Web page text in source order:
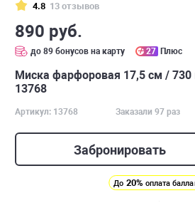
4.8 13 отзывов
890 руб.
до 89 бонусов на карту 27 Плюс
Миска фарфоровая 17,5 см / 730
13768
Артикул: 13768 Заказали 97 раз
Забронировать
До 20% оплата